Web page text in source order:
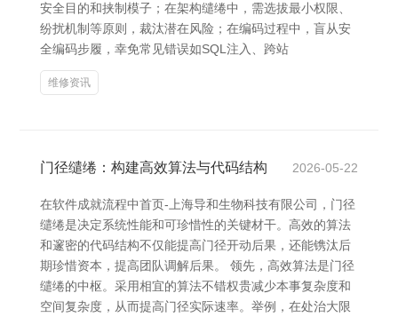
安全目的和挟制模子；在架构缱绻中，需选拔最小权限、
纷扰机制等原则，裁汰潜在风险；在编码过程中，盲从安
全编码步履，幸免常见错误如SQL注入、跨站
维修资讯
门径缱绻：构建高效算法与代码结构 2026-05-22
在软件成就流程中首页-上海导和生物科技有限公司，门径
缱绻是决定系统性能和可珍惜性的关键材干。高效的算法
和邃密的代码结构不仅能提高门径开动后果，还能镌汰后
期珍惜资本，提高团队调解后果。 领先，高效算法是门径
缱绻的中枢。采用相宜的算法不错权贵减少本事复杂度和
空间复杂度，从而提高门径实际速率。举例，在处治大限